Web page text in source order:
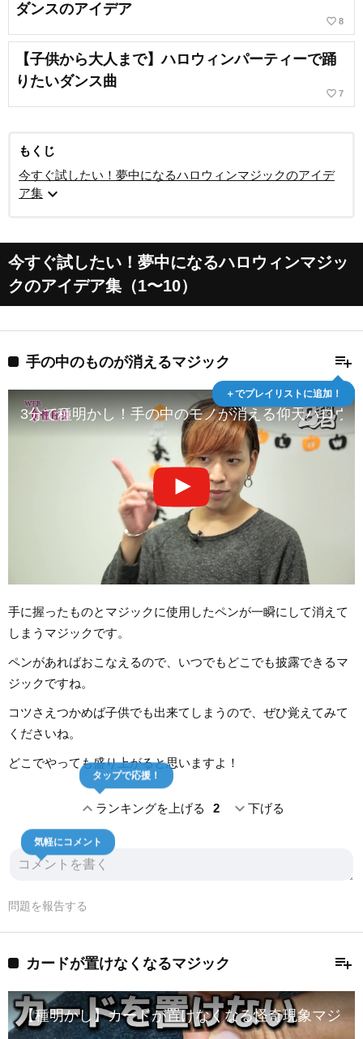
ダンスのアイデア
favorite_border 8
【子供から大人まで】ハロウィンパーティーで踊
りたいダンス曲
favorite_border 7
もくじ
今すぐ試したい！夢中になるハロウィンマジックのアイデ
ア集 expand_more
今すぐ試したい！夢中になるハロウィンマジッ
クのアイデア集（1〜10）
playlist_add
＋でプレイリストに追加！
手の中のものが消えるマジック
3分で種明かし！手の中のモノが消える仰天ハロウ
手に握ったものとマジックに使用したペンが一瞬にして消えて
しまうマジックです。
ペンがあればおこなえるので、いつでもどこでも披露できるマ
ジックですね。
コツさえつかめば子供でも出来てしまうので、ぜひ覚えてみて
くださいね。
どこでやっても盛り上がると思いますよ！
expand_lessランキングを上げる 2
タップで応援！
expand_more下げる
気軽にコメント
問題を報告する
playlist_add
カードが置けなくなるマジック
【種明かし】カードが置けなくなる怪奇現象マジッ